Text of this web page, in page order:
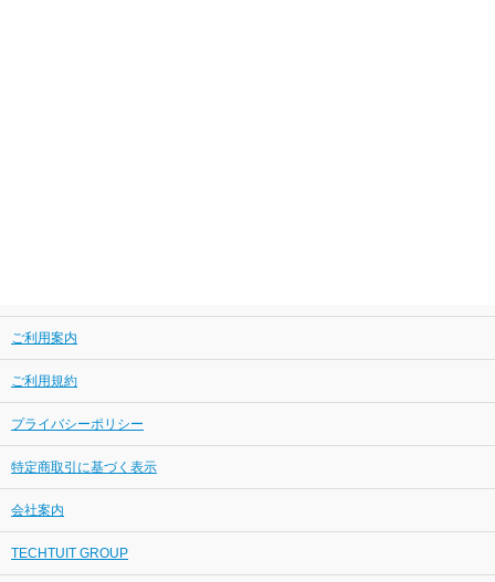
ご利用案内
ご利用規約
プライバシーポリシー
特定商取引に基づく表示
会社案内
TECHTUIT GROUP